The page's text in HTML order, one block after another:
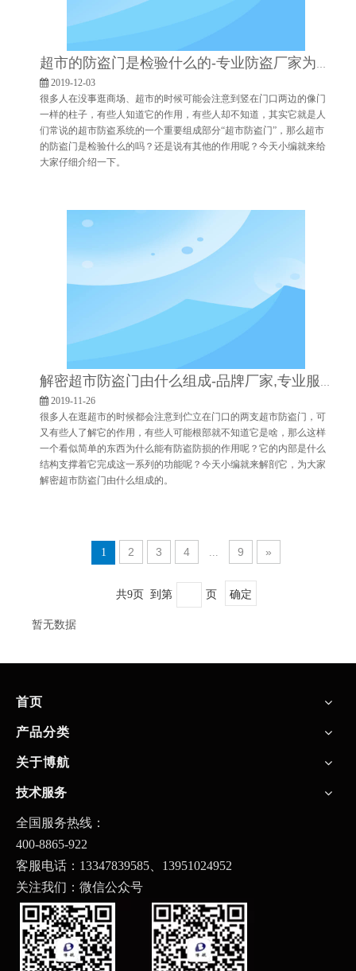
2019-12-03
很多人在没事逛商场、超市的时候可能会注意到竖在门口两边的像门
一样的柱子，有些人知道它的作用，有些人却不知道，其实它就是人
们常说的超市防盗系统的一个重要组成部分“超市防盗门”，那么超市
的防盗门是检验什么的吗？还是说有其他的作用呢？今天小编就来给
大家仔细介绍一下。
2019-11-26
很多人在逛超市的时候都会注意到伫立在门口的两支超市防盗门，可
又有些人了解它的作用，有些人可能根部就不知道它是啥，那么这样
一个看似简单的东西为什么能有防盗防损的作用呢？它的内部是什么
结构支撑着它完成这一系列的功能呢？今天小编就来解剖它，为大家
解密超市防盗门由什么组成的。
1 2 3 4 9 »
共9页 到第 页 确定
暂无数据
首页
产品分类
关于博航
技术服务
全国服务热线：
400-8865-922
客服电话：13347839585、 13951024952
关注我们：微信公众号